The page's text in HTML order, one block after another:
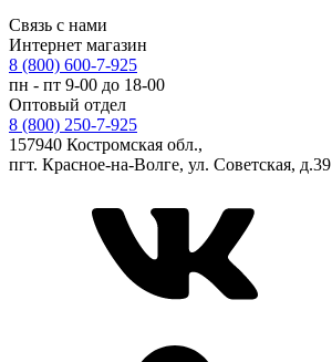
Связь с нами
Интернет магазин
8 (800) 600-7-925
пн - пт 9-00 до 18-00
Оптовый отдел
8 (800) 250-7-925
157940 Костромская обл.,
пгт. Красное-на-Волге, ул. Советская, д.39